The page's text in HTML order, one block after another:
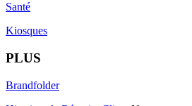
Santé
Kiosques
PLUS
Brandfolder